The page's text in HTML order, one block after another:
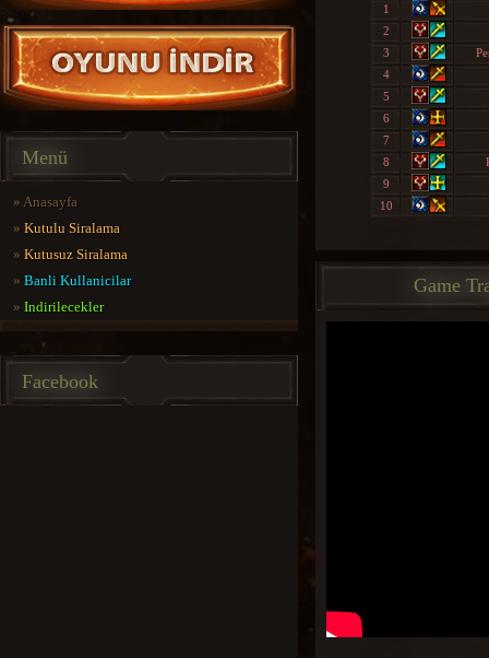
Menü
» Anasayfa
» Kutulu Siralama
» Kutusuz Siralama
» Banli Kullanicilar
» Indirilecekler
Facebook
1
2
3
4
5
6
7
8
9
10
Game